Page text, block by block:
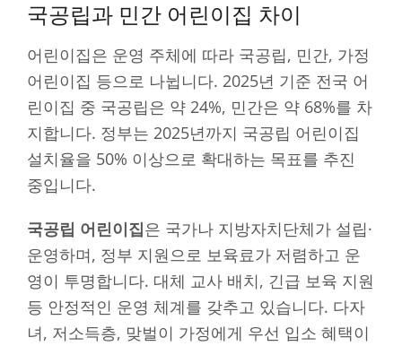
국공립과 민간 어린이집 차이
어린이집은 운영 주체에 따라 국공립, 민간, 가정
어린이집 등으로 나뉩니다. 2025년 기준 전국 어
린이집 중 국공립은 약 24%, 민간은 약 68%를 차
지합니다. 정부는 2025년까지 국공립 어린이집
설치율을 50% 이상으로 확대하는 목표를 추진
중입니다.
국공립 어린이집은 국가나 지방자치단체가 설립·
운영하며, 정부 지원으로 보육료가 저렴하고 운
영이 투명합니다. 대체 교사 배치, 긴급 보육 지원
등 안정적인 운영 체계를 갖추고 있습니다. 다자
녀, 저소득층, 맞벌이 가정에게 우선 입소 혜택이